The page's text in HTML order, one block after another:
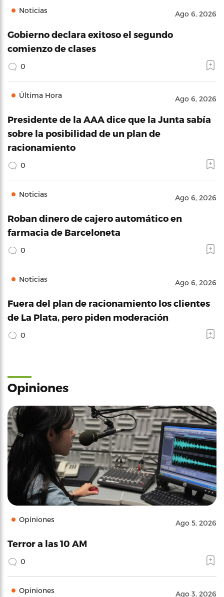
Noticias Ago 6, 2026
Gobierno declara exitoso el segundo
comienzo de clases
0
Última Hora Ago 6, 2026
Presidente de la AAA dice que la Junta sabía
sobre la posibilidad de un plan de
racionamiento
0
Noticias Ago 6, 2026
Roban dinero de cajero automático en
farmacia de Barceloneta
0
Noticias Ago 6, 2026
Fuera del plan de racionamiento los clientes
de La Plata, pero piden moderación
0
Opiniones
Opiniones Ago 5, 2026
Terror a las 10 AM
0
Opiniones Ago 3, 2026